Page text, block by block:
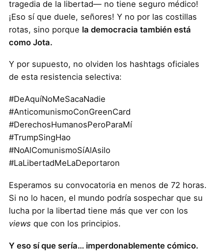
tragedia de la libertad— no tiene seguro médico!
¡Eso sí que duele, señores! Y no por las costillas
rotas, sino porque la democracia también está
como Jota.
Y por supuesto, no olviden los hashtags oficiales
de esta resistencia selectiva:
#DeAquíNoMeSacaNadie
#AnticomunismoConGreenCard
#DerechosHumanosPeroParaMí
#TrumpSingHao
#NoAlComunismoSíAlAsilo
#LaLibertadMeLaDeportaron
Esperamos su convocatoria en menos de 72 horas.
Si no lo hacen, el mundo podría sospechar que su
lucha por la libertad tiene más que ver con los
views que con los principios.
Y eso sí que sería… imperdonablemente cómico.